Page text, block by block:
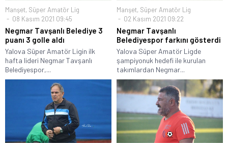
Manşet, Süper Amatör Lig
08 Kasım 2021 09:45
Negmar Tavşanlı Belediye 3
puanı 3 golle aldı
Yalova Süper Amatör Ligin ilk
hafta lideri Negmar Tavşanlı
Belediyespor,...
Manşet, Süper Amatör Lig
02 Kasım 2021 09:22
Negmar Tavşanlı
Belediyespor farkını gösterdi
Yalova Süper Amatör Ligde
şampiyonuk hedefi ile kurulan
takımlardan Negmar...